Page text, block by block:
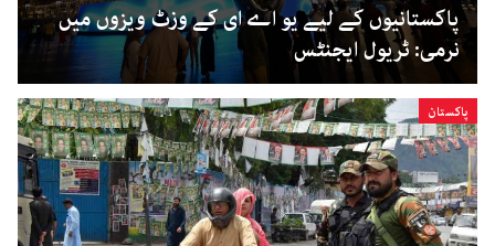
پاکستانیوں کے لیے یو اے ای کے وزٹ ویزوں میں
نرمی: ٹریول ایجنٹس
پاکستان